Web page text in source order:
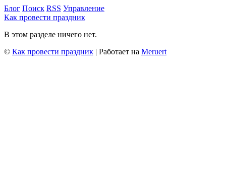
Блог Поиск RSS Управление
Как провести праздник
В этом разделе ничего нет.
© Как провести праздник | Работает на Meruert